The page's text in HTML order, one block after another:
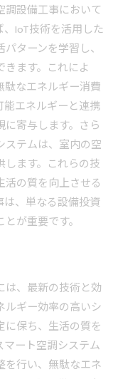
調設備工事において
IoT技術を活用した
ターンを学習し、
ます。これによ
駄なエネルギー消費
エネルギーと連携
寄与します。さら
ステムは、室内の空
ます。これらの技
の質を向上させる
、単なる設備投資
が重要です。
は、最新の技術と効
ルギー効率の高いシ
保ち、生活の質を
ート空調システム
を行い、無駄なエネ